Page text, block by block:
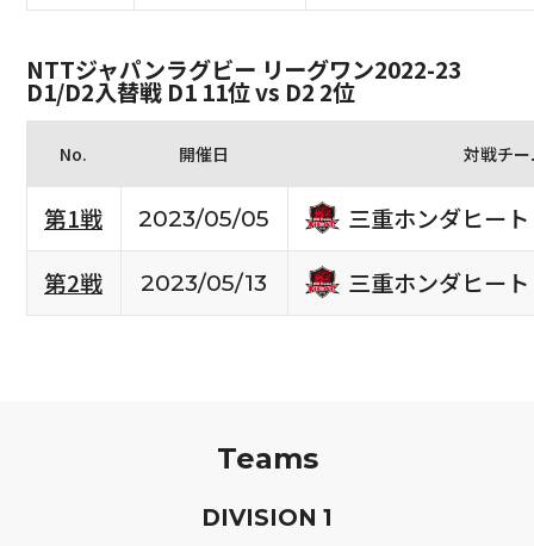
NTTジャパンラグビー リーグワン2022-23
D1/D2入替戦 D1 11位 vs D2 2位
No. 開催日 対戦チ
第1戦 2023/05/05
三重ホンダヒート
第2戦
2023/05/13 三重ホンダヒート
Teams
DIVISION 1